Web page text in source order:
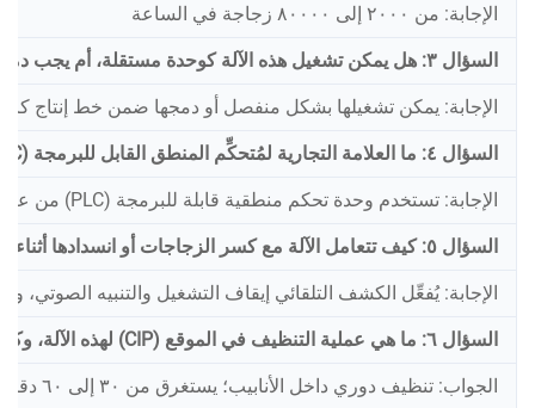
الإجابة: من ٢٠٠٠ إلى ٨٠٠٠٠ زجاجة في الساعة
السؤال ٣: هل يمكن تشغيل هذه الآلة كوحدة مستقلة، أم يجب دمجها ضمن خط إنتاج كامل؟
الإجابة: يمكن تشغيلها بشكل منفصل أو دمجها ضمن خط إنتاج
السؤال ٤: ما العلامة التجارية لمُتحكِّم المنطق القابل للبرمجة (PLC) ونظام التحكم المستخدمَين في الآلة؟ وهل واجهة المستخدم الرسومية (HMI) سهلة الاستخدام؟
الإجابة: تستخدم وحدة تحكم منطقية قابلة للبرمجة (PLC) من علامة تجارية رائدة، مع واجهة لمس بسيطة وسهلة التشغيل.
السؤال ٥: كيف تتعامل الآلة مع كسر الزجاجات أو انسدادها أثناء التشغيل عالي السرعة؟
الإجابة: يُفعِّل الكشف التلقائي إيقاف التشغيل والتنبيه الصوتي،
السؤال ٦: ما هي عملية التنظيف في الموقع (CIP) لهذه الآلة، وكم يستغرق وقت التنظيف؟
الجواب: تنظيف دوري داخل الأنابيب؛ يستغرق من ٣٠ إلى ٦٠ دقيقة.